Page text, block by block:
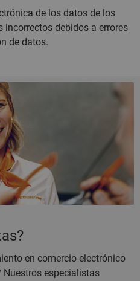
de los datos de los
incorrectos debidos a errores
de datos.
en comercio electrónico
especialistas